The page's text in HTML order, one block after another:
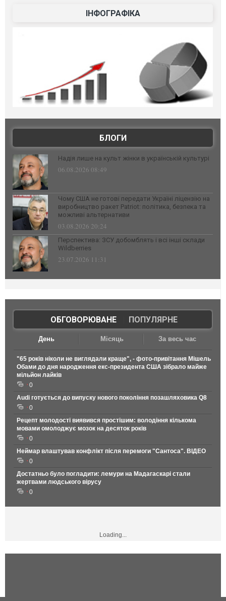
ІНФОГРАФІКА
БЛОГИ
Надія лише на культ жінки в українській культурі
06.08.2026 08:49
Чому США не готові передати Україні ліцензію на
виробництво ракет Patriot: політика, безпека та
можливі альтернативи
03.08.2026 20:24
Перспектива: ЗСУ добомблять і всі інші склади
Wildberries
23.07.2026 11:31
ОБГОВОРЮВАНЕ| ПОПУЛЯРНЕ
День Місяць За весь час
"65 років ніколи не виглядали краще", - фото-привітання Мішель
Обами до дня народження екс-президента США зібрало майже
мільйон лайків
0
Audi готується до випуску нового покоління позашляховика Q8
0
Рецепт молодості виявився простішим: володіння кількома
мовами омолоджує мозок на десяток років
0
Неймар влаштував конфлікт після перемоги "Сантоса". ВІДЕО
0
Достатньо було погладити: лемури на Мадагаскарі стали
жертвами людського вірусу
0
Loading...